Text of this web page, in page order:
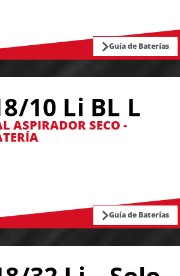
Guía de Baterías
10 Li BL L
ASPIRADOR SECO -
Guía de Baterías